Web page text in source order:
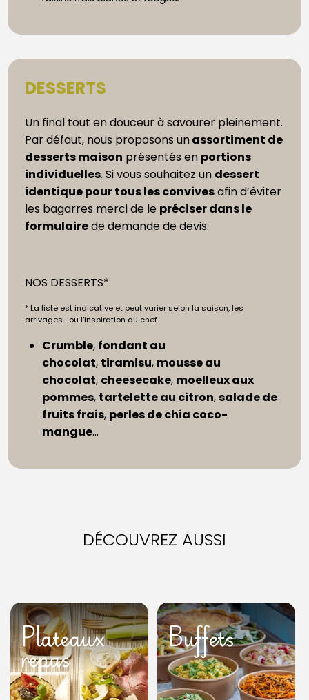
DESSERTS
Un final tout en douceur à savourer pleinement.
Par défaut, nous proposons unassortiment de
desserts maison présentés en portions
individuelles. Si vous souhaitez un dessert
identique pour tous les convivesafin d’éviter
les bagarres merci de le préciser dans le
formulairede demande de devis.
NOS DESSERTS*
* La liste est indicative et peut varier selon la saison, les
arrivages… ou l’inspiration du chef.
Crumble, fondant au
chocolat, tiramisu, mousse au
chocolat, cheesecake, moelleux aux
pommes, tartelette au citron,salade de
fruits frais, perles de chia coco-
mangue…
DÉCOUVREZ AUSSI
Plateaux
repas
Buffets